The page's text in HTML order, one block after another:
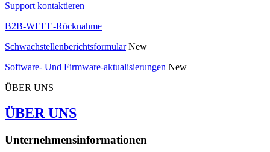
Support kontaktieren
B2B-WEEE-Rücknahme
Schwachstellenberichtsformular New
Software- Und Firmware-aktualisierungen New
ÜBER UNS
ÜBER UNS
Unternehmensinformationen